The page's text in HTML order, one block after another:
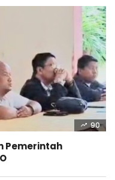
90
Pemerintah